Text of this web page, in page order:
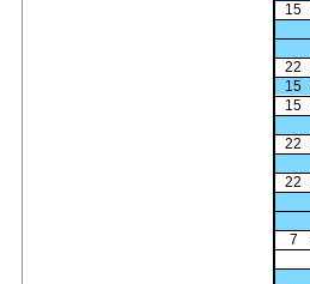
15
22
15
15
22
22
7